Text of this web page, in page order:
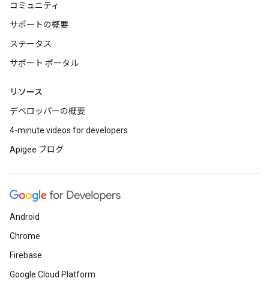
コミュニティ
サポートの概要
ステータス
サポート ポータル
リソース
デベロッパーの概要
4-minute videos for developers
Apigee ブログ
Android
Chrome
Firebase
Google Cloud Platform